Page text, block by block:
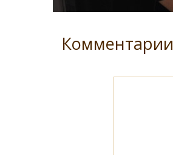
Комментарии